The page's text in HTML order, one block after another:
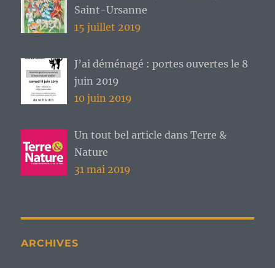
Saint-Ursanne
15 juillet 2019
J’ai déménagé : portes ouvertes le 8
juin 2019
10 juin 2019
Un tout bel article dans Terre &
Nature
31 mai 2019
ARCHIVES